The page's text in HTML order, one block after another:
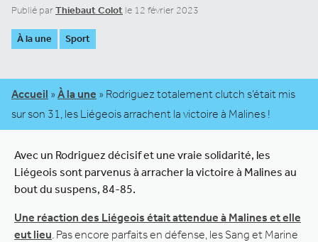
Publié parThiebaut Colot le 12 février 2023
À la une Sport
Accueil » À la une » Rodriguez totalement clutch s’était mis
sur son 31, les Liégeois arrachent la victoire à Malines !
Avec un Rodriguez décisif et une vraie solidarité, les
Liégeois sont parvenus à arracher la victoire à Malines au
bout du suspens, 84-85.
Une réaction des Liégeois était attendue à Malines et elle
eut lieu . Pas encore parfaits en défense, les Sang et Marine